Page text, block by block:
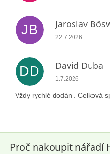
JB Jaroslav
Hodnocení
22.7.2026
DD David Duba
Hodnocení
1.7.2026
Vždy rychlé dodání. Celková
Proč nakoupit nářadí